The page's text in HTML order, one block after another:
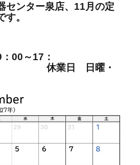
センター泉店、11月の定
す。
：00～17：
休業日 日曜・